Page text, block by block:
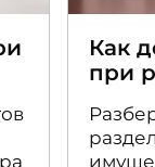
Как
при